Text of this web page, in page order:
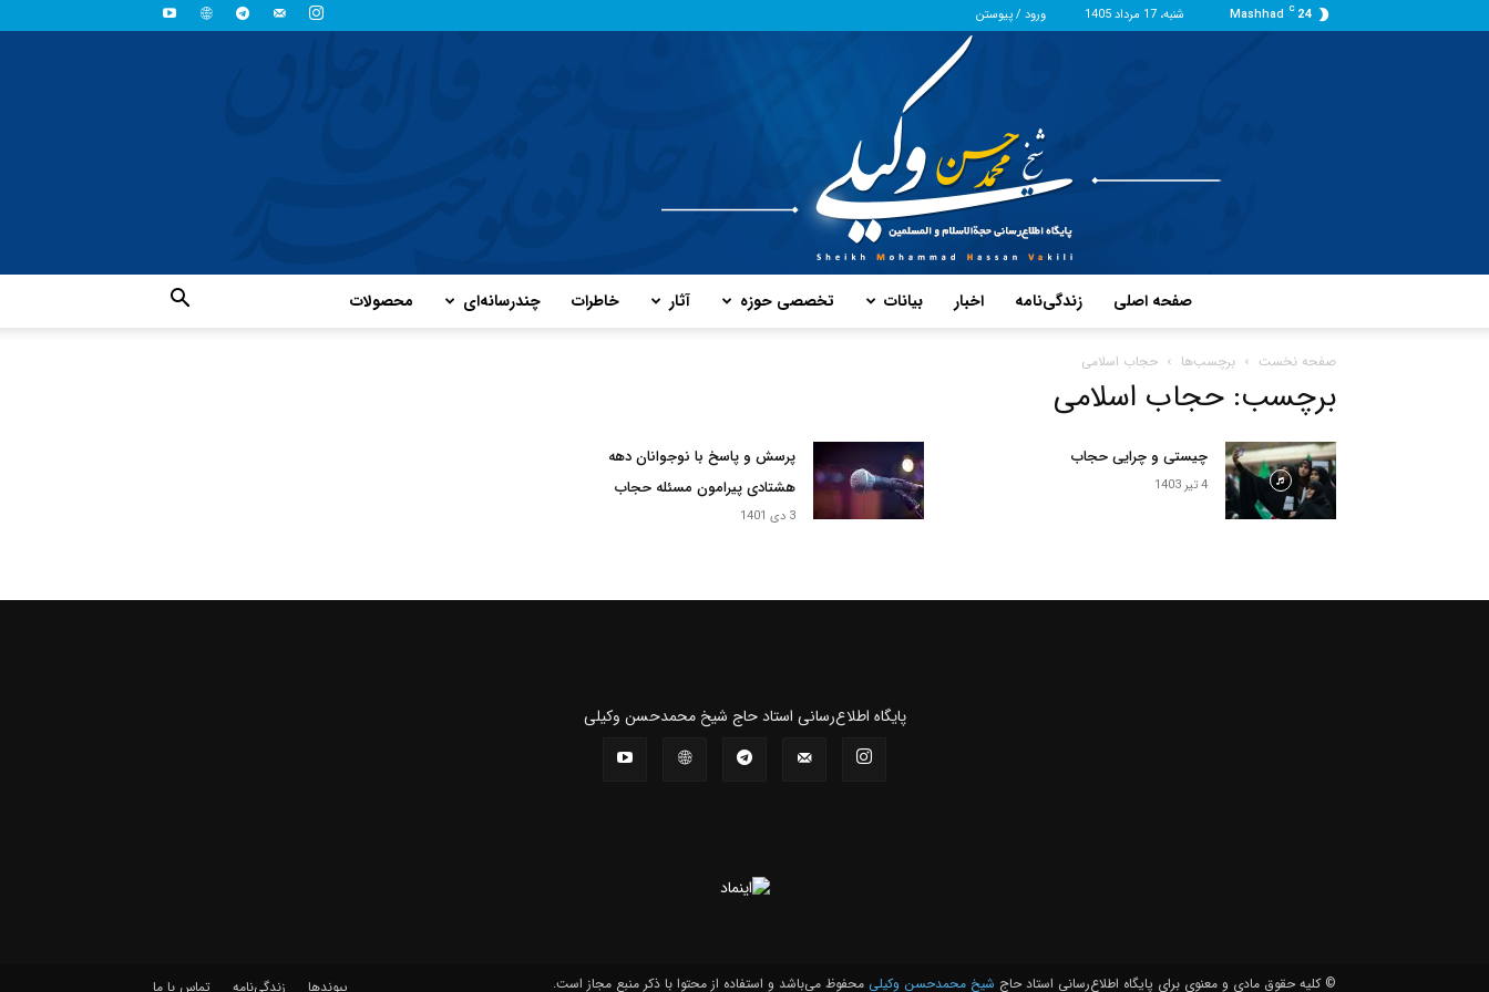
24
C
Mashhad شنبه، 17 مرداد 1405 ورود / پیوستن
حفظ
صفحه اصلی زندگی‌نامه اخبار بیانات تخصصی حوزه آثار خاطرات چند‌رسانه‌ای محصولات
صفحه نخست برچسب‌ها حجاب اسلامی
برچسب: حجاب اسلامی
چیستی و چرایی حجاب
4 تیر 1403
پرسش و پاسخ با نوجوانان دهه
هشتادی پیرامون مسئله حجاب
3 دی 1401
پايگاه اطلاع‌رسانی استاد حاج شیخ محمدحسن وکیلی
پیوندها زندگی‌نامه تماس با ما © کلیه حقوق مادی و معنوی برای پايگاه اطلاع‌رسانی استاد حاج شیخ محمدحسن وکیلی محفوظ می‌باشد و استفاده از محتوا با ذکر منبع مجاز است.